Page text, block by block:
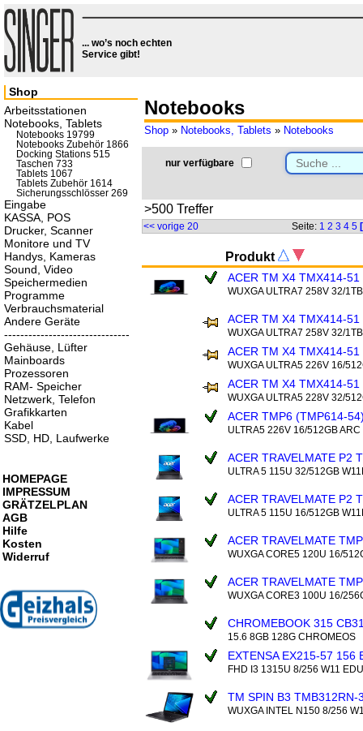
... wo’s noch echten
Service gibt!
Notebooks
Shop » Notebooks, Tablets » Notebooks
nur verfügbare
>500 Treffer
<< vorige 20 Seite: 1 2 3 4 5
Produkt
ACER TM X4 TMX414-51
WUXGA ULTRA7 258V 32/
ACER TM X4 TMX414-51
WUXGA ULTRA7 258V 32/
ACER TM X4 TMX414-51
WUXGA ULTRA5 226V 16/
ACER TM X4 TMX414-51
WUXGA ULTRA5 228V 32/
ACER TMP6 (TMP614-
ULTRA5 226V 16/512GB ARC
ACER TRAVELMATE P2
ULTRA 5 115U 32/512GB
ACER TRAVELMATE P2
ULTRA 5 115U 16/512GB
ACER TRAVELMATE
WUXGA CORE5 120U 16/
ACER TRAVELMATE
WUXGA CORE3 100U 16/
CHROMEBOOK 315
15.6 8GB 128G CHROMEOS
EXTENSA EX215-57 156
FHD I3 1315U 8/256 W11
TM SPIN B3 TMB312RN-
WUXGA INTEL N150 8/256
Shop
Arbeitsstationen
Notebooks, Tablets
Notebooks 19799
Notebooks Zubehör 1866
Docking Stations 515
Taschen 733
Tablets 1067
Tablets Zubehör 1614
Sicherungsschlösser 269
Eingabe
KASSA, POS
Drucker, Scanner
Monitore und TV
Handys, Kameras
Sound, Video
Speichermedien
Programme
Verbrauchsmaterial
Andere Geräte
-------------------------------
Gehäuse, Lüfter
Mainboards
Prozessoren
RAM- Speicher
Netzwerk, Telefon
Grafikkarten
Kabel
SSD, HD, Laufwerke
HOMEPAGE
IMPRESSUM
GRÄTZELPLAN
AGB
Hilfe
Kosten
Widerruf